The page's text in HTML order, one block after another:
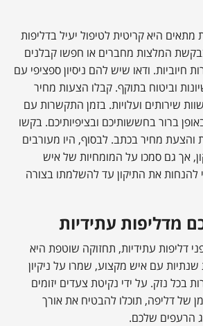
מתאים היא קריטית לטיפול יעיל בדליפות
המלצות מחברים או חפשו קבלנים
חיוביות. ודאו שיש להם ניסיון ספציפי עם
וביטוח בתוקף. קבלו הצעות מחיר
שירותים ועלויות. בזמן התקשרות עם
ברור בחששותיכם ובציפיותיכם. בקשו
והצעת מחיר בכתב. לבסוף, היו מעורבים
אך גם סמכו על המומחיות של איש
את התיקון עד להשלמתו בצורה
מדליפות עתידיות
דליפות עתידיות, תחזוקה שוטפת היא
עם איש מקצוע, שמרו על ניקיון
בכל נזק. על ידי נקיטת צעדים יזומים
של דליפה, תוכלו להבטיח את אורך
הרעפים שלכם.